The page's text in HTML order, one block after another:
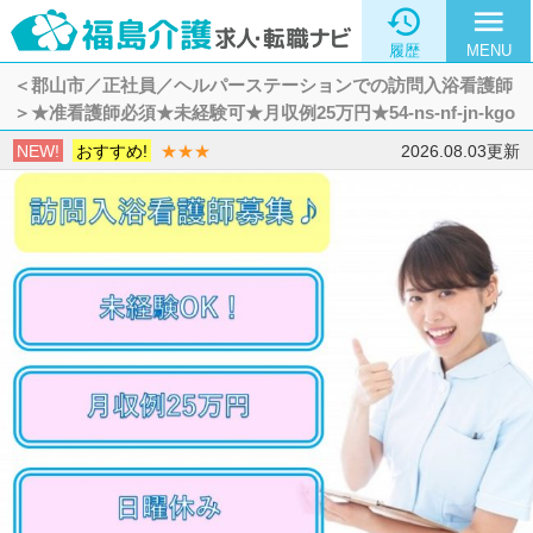

履歴
menu
MENU
＜郡山市／正社員／ヘルパーステーションでの訪問入浴看護師
＞★准看護師必須★未経験可★月収例25万円★54-ns-nf-jn-kgo
NEW! おすすめ! ★★★ 2026.08.03更新